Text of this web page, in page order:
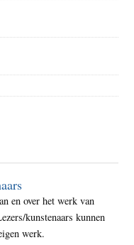
en over het werk van
kunstenaars kunnen
werk.